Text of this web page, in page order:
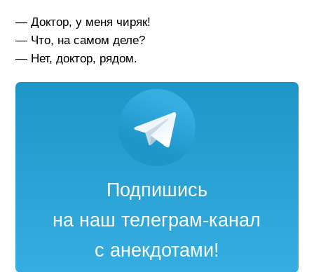
— Доктор, у меня чиряк!
— Что, на самом деле?
— Нет, доктор, рядом.
Подпишись
на наш телеграм-канал
с анекдотами!